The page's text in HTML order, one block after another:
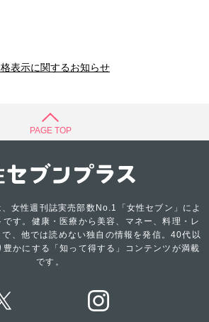
表示に関するお知らせ
PAGE TOP
、女性週刊誌実売部数No.1「女性セブン」によ
す。健康・医療から美容、マネー、料理・レ
、他では読めない独自の情報を発信。40代以
かにする「知って得する」コンテンツが満載
です。